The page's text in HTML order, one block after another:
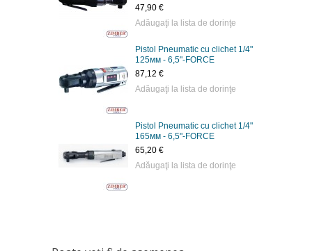
47,90 €
Adăugaţi la lista de dorinţe
Pistol Pneumatic cu clichet 1/4"
125мм - 6,5"-FORCE
87,12 €
Adăugaţi la lista de dorinţe
Pistol Pneumatic cu clichet 1/4"
165мм - 6,5"-FORCE
65,20 €
Adăugaţi la lista de dorinţe